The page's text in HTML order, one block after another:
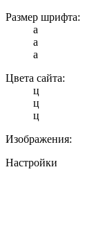
Размер шрифта:
a
a
a
Цвета сайта:
ц
ц
ц
Изображения:
Настройки